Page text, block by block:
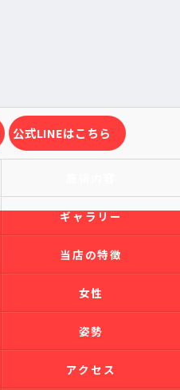
公式LINEはこちら
ギャラリー
当店の特徴
女性
姿勢
アクセス